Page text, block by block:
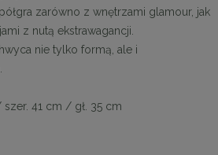
zarówno z wnętrzami glamour, jak
z nutą ekstrawagancji.
nie tylko formą, ale i
41 cm / gł. 35 cm